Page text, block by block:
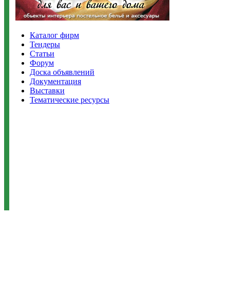
Каталог фирм
Тендеры
Статьи
Форум
Доска объявлений
Документация
Выставки
Тематические ресурсы